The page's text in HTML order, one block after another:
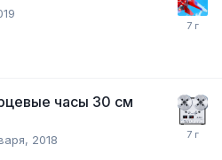
часы 30 см
2018